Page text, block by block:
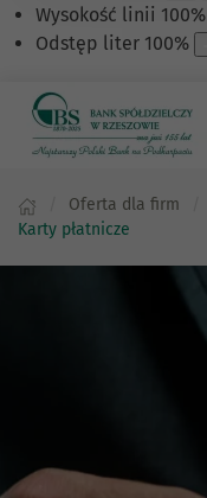
Wysokość linii 100%
Odstęp liter 100%
Oferta dla firm
Karty płatnicze